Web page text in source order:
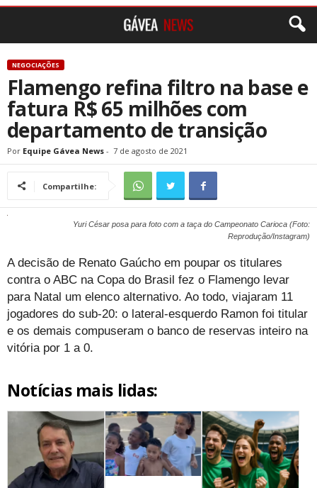
NEGOCIAÇÕES
Flamengo refina filtro na base e
fatura R$ 65 milhões com
departamento de transição
Por Equipe Gávea News - 7 de agosto de 2021
Compartilhe:
Yuri César posa para foto com a taça do Campeonato Carioca (Foto:
Reprodução/Instagram)
A decisão de Renato Gaúcho em poupar os titulares
contra o ABC na Copa do Brasil fez o Flamengo levar
para Natal um elenco alternativo. Ao todo, viajaram 11
jogadores do sub-20: o lateral-esquerdo Ramon foi titular
e os demais compuseram o banco de reservas inteiro na
vitória por 1 a 0.
Notícias mais lidas: